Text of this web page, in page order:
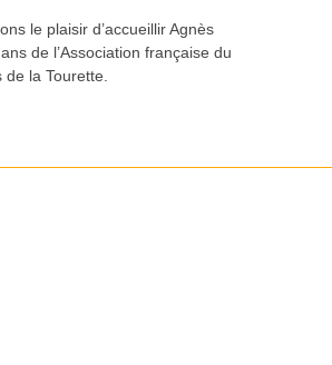
le plaisir d’accueillir Agnès
de l’Association française du
de la Tourette.